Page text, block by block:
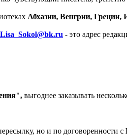
Абхазии, Венгрии,
Lisa_Sokol@bk.ru - это адрес
выгоднее заказывать
но и по договоренности с